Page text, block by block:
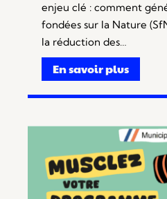
enjeu clé : comment
fondées sur la Nature
la réduction des…
En savoir plus